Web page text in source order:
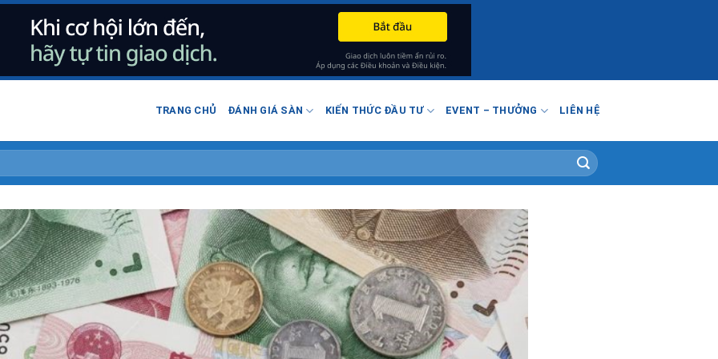
TRANG CHỦ ĐÁNH GIÁ SÀN KIẾN THỨC ĐẦU TƯ EVENT – THƯỞNG LIÊN HỆ